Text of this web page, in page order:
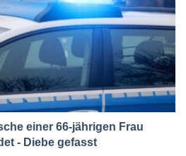
einer 66-jährigen Frau
- Diebe gefasst